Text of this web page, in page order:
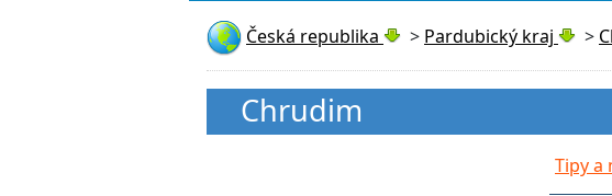
Česká republika > Pardubický kraj >
Chrudim
Tipy a